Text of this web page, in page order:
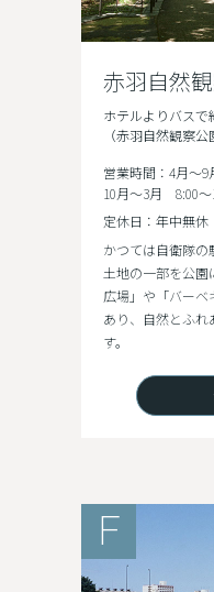
赤羽自然
ホテルよりバスで
（赤羽自然観察公
営業時間：4月～
10月～3月 8:00～
定休日：年中無休
かつては自衛隊
土地の一部を公園
広場」や「バー
あり、自然とふれ
す。
F